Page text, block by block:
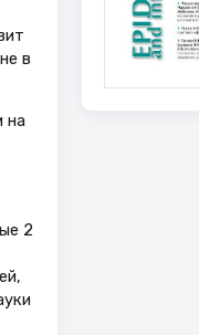
в
на
2